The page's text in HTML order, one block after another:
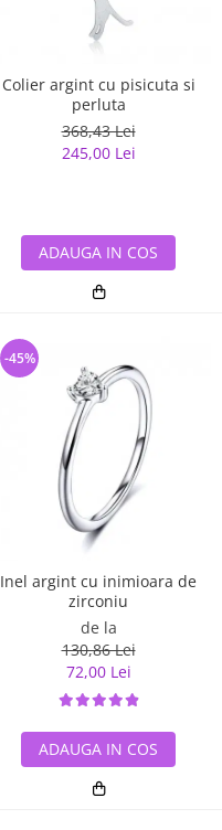
Colier argint cu pisicuta si
perluta
368,43 Lei
245,00 Lei
ADAUGA IN COS
Inel argint cu inimioara de
zirconiu
de la
130,86 Lei
72,00 Lei
-45%
ADAUGA IN COS